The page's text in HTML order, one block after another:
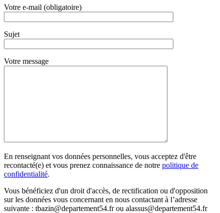
Votre e-mail (obligatoire)
Sujet
Votre message
En renseignant vos données personnelles, vous acceptez d'être
recontacté(e) et vous prenez connaissance de notre politique de
confidentialité.
Vous bénéficiez d'un droit d'accès, de rectification ou d'opposition
sur les données vous concernant en nous contactant à l’adresse
suivante : tbazin@departement54.fr ou alassus@departement54.fr